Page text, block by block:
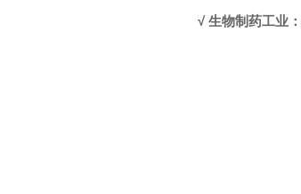
√ 生物制药工业：